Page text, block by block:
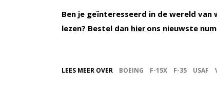
Ben je geïnteresseerd in de wereld
lezen? Bestel dan hier ons nieuwste
LEES MEER OVER BOEING F-15X F-35 USAF